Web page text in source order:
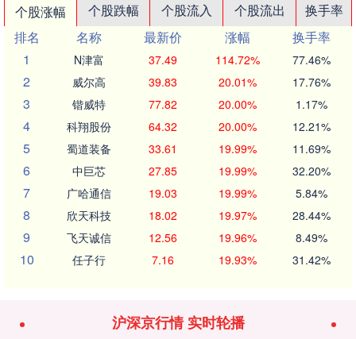
个股涨幅 个股跌幅 个股流入 个股流出
换手率
排名
名称 最新价 涨幅
换手率
1
N津富 37.49 114.72% 77.46%
2 威尔高 39.83 20.01% 17.76%
3 锴威特 77.82 20.00% 1.17%
4 科翔股份 64.32 20.00% 12.21%
5 蜀道装备 33.61 19.99% 11.69%
6 中巨芯 27.85 19.99% 32.20%
7 广哈通信 19.03 19.99% 5.84%
8 欣天科技 18.02 19.97% 28.44%
9 飞天诚信 12.56 19.96% 8.49%
10 任子行 7.16 19.93% 31.42%
沪深京行情 实时轮播